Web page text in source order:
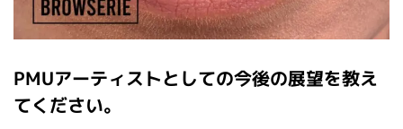
PMUアーティストとしての今後の展望を教え
てください。